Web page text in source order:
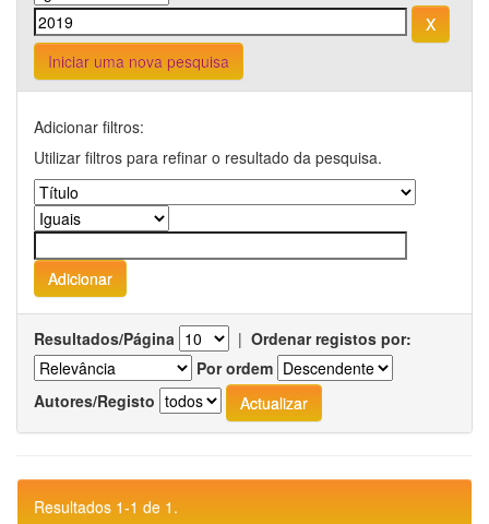
Iniciar uma nova pesquisa
Adicionar filtros:
Utilizar filtros para refinar o resultado da pesquisa.
Resultados/Página | Ordenar registos por:
Por ordem
Autores/Registo
Resultados 1-1 de 1.